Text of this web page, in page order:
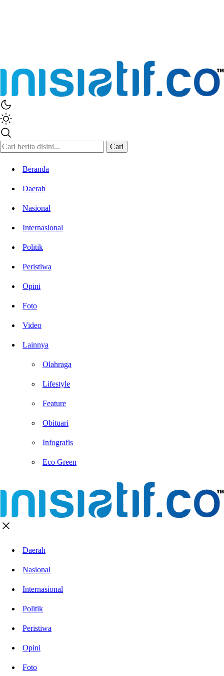
Cari
Beranda
Daerah
Nasional
Internasional
Politik
Peristiwa
Opini
Foto
Video
Lainnya
Olahraga
Lifestyle
Feature
Obituari
Infografis
Eco Green
Daerah
Nasional
Internasional
Politik
Peristiwa
Opini
Foto